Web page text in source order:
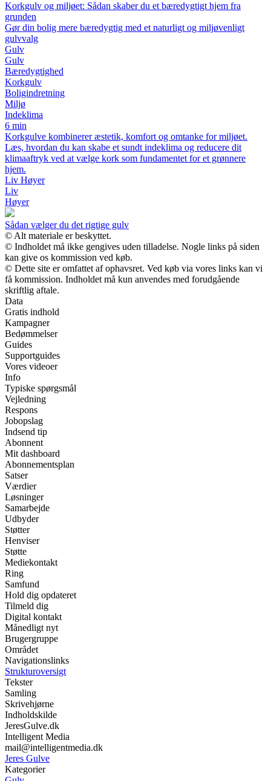
Korkgulv og miljøet: Sådan skaber du et bæredygtigt hjem fra
grunden
Gør din bolig mere bæredygtig med et naturligt og miljøvenligt
gulvvalg
Gulv
Gulv
Bæredygtighed
Korkgulv
Boligindretning
Miljø
Indeklima
6 min
Korkgulve kombinerer æstetik, komfort og omtanke for miljøet.
Læs, hvordan du kan skabe et sundt indeklima og reducere dit
klimaaftryk ved at vælge kork som fundamentet for et grønnere
hjem.
Liv Høyer
Liv
Høyer
Sådan vælger du det rigtige gulv
© Alt materiale er beskyttet.
© Indholdet må ikke gengives uden tilladelse. Nogle links på siden
kan give os kommission ved køb.
© Dette site er omfattet af ophavsret. Ved køb via vores links kan vi
få kommission. Indholdet må kun anvendes med forudgående
skriftlig aftale.
Data
Gratis indhold
Kampagner
Bedømmelser
Guides
Supportguides
Vores videoer
Info
Typiske spørgsmål
Vejledning
Respons
Jobopslag
Indsend tip
Abonnent
Mit dashboard
Abonnementsplan
Satser
Værdier
Løsninger
Samarbejde
Udbyder
Støtter
Henviser
Støtte
Mediekontakt
Ring
Samfund
Hold dig opdateret
Tilmeld dig
Digital kontakt
Månedligt nyt
Brugergruppe
Området
Navigationslinks
Strukturoversigt
Tekster
Samling
Skrivehjørne
Indholdskilde
JeresGulve.dk
Intelligent Media
mail@intelligentmedia.dk
Jeres Gulve
Kategorier